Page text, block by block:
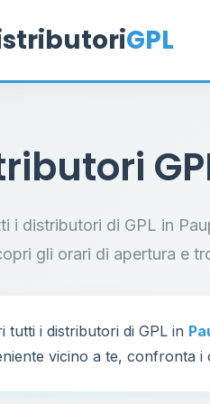
GPL
i distributori di GPL in
gli orari di apertura e
tutti i distributori di GPL in
vicino a te, confronta i